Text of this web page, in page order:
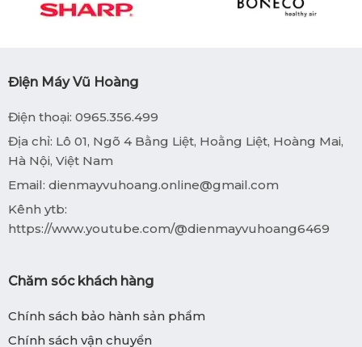
Điện Máy Vũ Hoàng
Điện thoại: 0965.356.499
Địa chỉ: Lô 01, Ngõ 4 Bằng Liệt, Hoằng Liệt, Hoàng Mai,
Hà Nội, Việt Nam
Email: dienmayvuhoang.online@gmail.com
Kênh ytb:
https://www.youtube.com/@dienmayvuhoang6469
Chăm sóc khách hàng
Chính sách bảo hành sản phẩm
Chính sách vận chuyển